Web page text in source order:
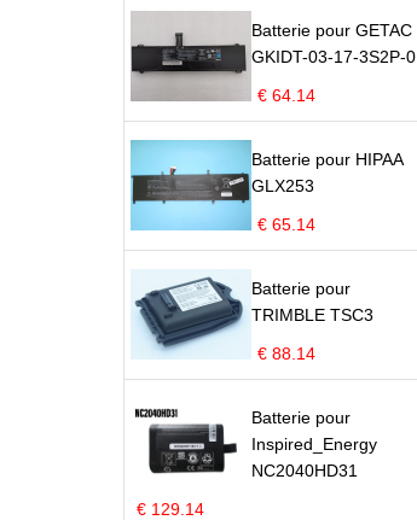
Batterie pour GETAC
GKIDT-03-17-3S2P-0
€ 64.14
Batterie pour HIPAA
GLX253
€ 65.14
Batterie pour
TRIMBLE TSC3
€ 88.14
Batterie pour
Inspired_Energy
NC2040HD31
€ 129.14